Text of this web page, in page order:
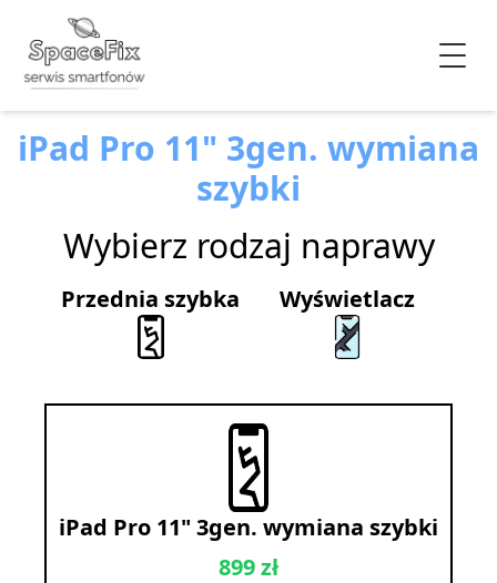
iPad Pro 11" 3gen. wymiana
szybki
Wybierz rodzaj naprawy
Przednia szybka Wyświetlacz
iPad Pro 11" 3gen. wymiana szybki
899 zł